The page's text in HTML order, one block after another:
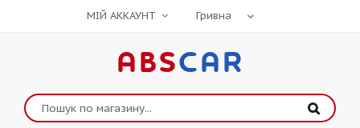
МІЙ АККАУНТ
ABSCAR